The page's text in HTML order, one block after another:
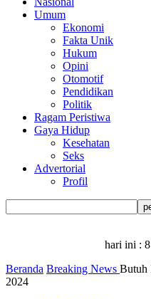
Umum
Ekonomi
Fakta Unik
Hukum
Opini
Otomotif
Pendidikan
Politik
Ragam Peristiwa
Gaya Hidup
Kesehatan
Seks
Advertorial
Profil
hari ini :
Beranda Breaking News Butuh
2024